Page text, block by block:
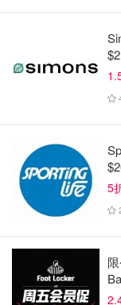
媚，天气预报看
加拿大环境与气候
一段时间内将出
5